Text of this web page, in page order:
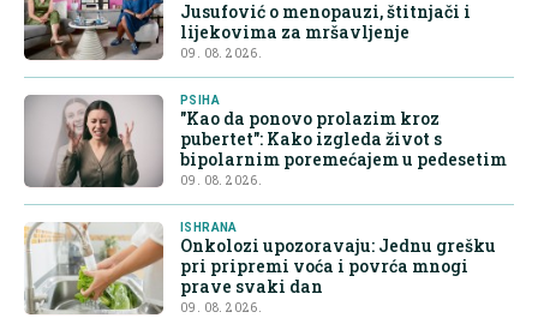
Jusufović o menopauzi, štitnjači i
lijekovima za mršavljenje
09. 08. 2026.
PSIHA
"Kao da ponovo prolazim kroz
pubertet": Kako izgleda život s
bipolarnim poremećajem u pedesetim
09. 08. 2026.
ISHRANA
Onkolozi upozoravaju: Jednu grešku
pri pripremi voća i povrća mnogi
prave svaki dan
09. 08. 2026.